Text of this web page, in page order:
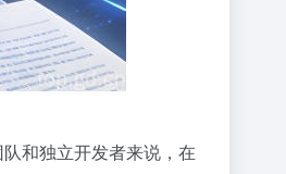
和独立开发者来说，在